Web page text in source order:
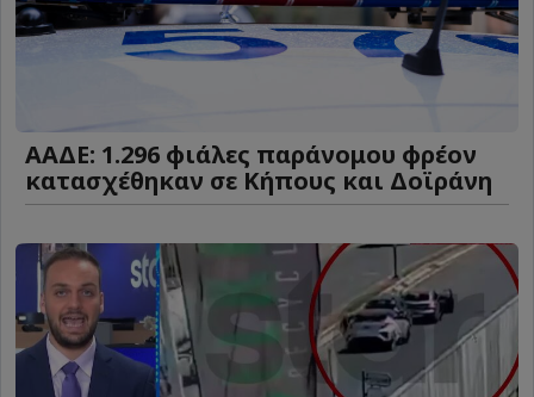
ΑΑΔΕ: 1.296 φιάλες παράνομου φρέον
κατασχέθηκαν σε Κήπους και Δοϊράνη